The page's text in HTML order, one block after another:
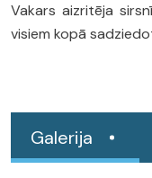
Vakars aizritēja
visiem kopā
Galerija